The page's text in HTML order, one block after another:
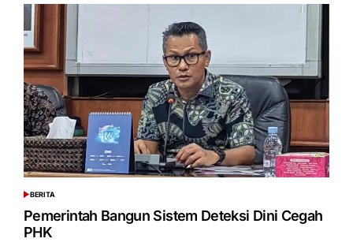
POSTED
IN
BERITA
Pemerintah Bangun Sistem Deteksi Dini Cegah
PHK